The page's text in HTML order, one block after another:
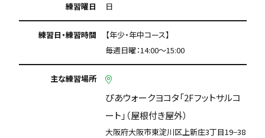
練習曜日 日
練習日・練習時間
【年少・年中コース】
毎週日曜：14:00〜15:00
主な練習場所
ぴあウォークヨコタ「2Fフットサルコ
ート」（屋根付き屋外）
大阪府大阪市東淀川区上新庄3丁目19−38